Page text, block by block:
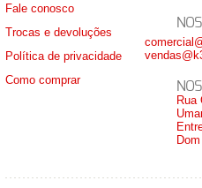
Fale conosco
Trocas e devoluções
Política de privacidade
Como comprar
Rua